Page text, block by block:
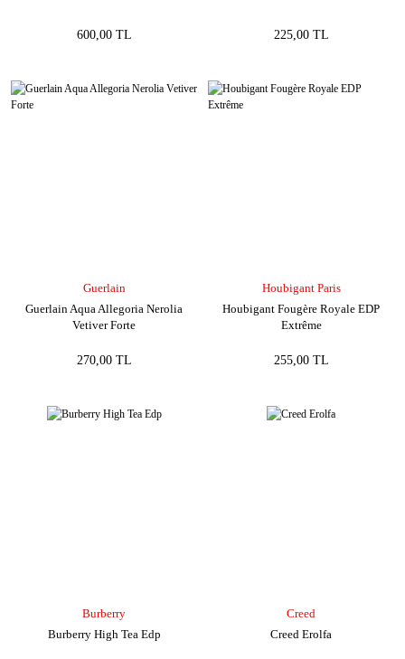
600,00 TL 225,00 TL
Guerlain
Guerlain Aqua Allegoria Nerolia
Vetiver Forte
270,00 TL
Houbigant Paris
Houbigant Fougère Royale EDP
Extrême
255,00 TL
Burberry
Burberry High Tea Edp
Creed
Creed Erolfa